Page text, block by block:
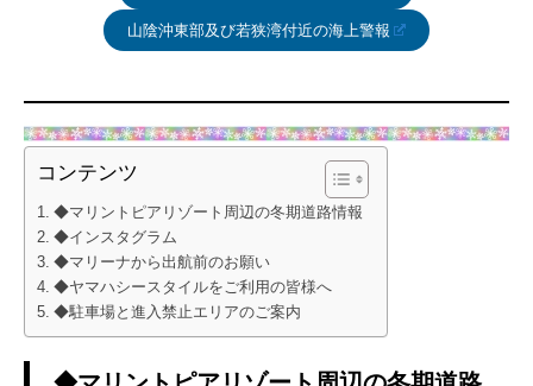
山陰沖東部及び若狭湾付近の海上警報
コンテンツ
◆マリントピアリゾート周辺の冬期道路情報
◆インスタグラム
◆マリーナから出航前のお願い
◆ヤマハシースタイルをご利用の皆様へ
◆駐車場と進入禁止エリアのご案内